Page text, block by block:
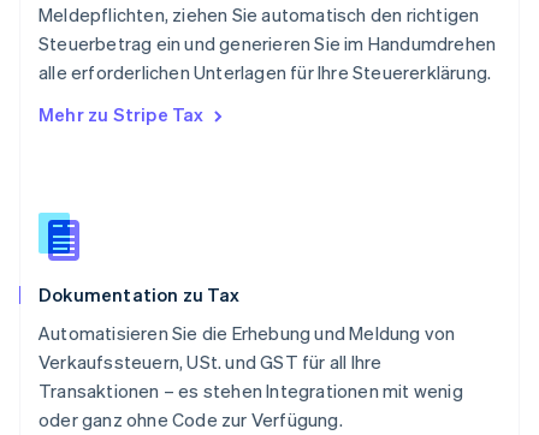
Meldepflichten, ziehen Sie automatisch den richtigen
Steuerbetrag ein und generieren Sie im Handumdrehen
alle erforderlichen Unterlagen für Ihre Steuererklärung.
Mehr zu Stripe Tax
Dokumentation zu Tax
Automatisieren Sie die Erhebung und Meldung von
Verkaufssteuern, USt. und GST für all Ihre
Transaktionen – es stehen Integrationen mit wenig
oder ganz ohne Code zur Verfügung.
Schweiz
DeutschFrançaisItalianoEnglish
Singapur
Slowakei
Sonderverwaltungsregion Hongkong,
China
Spanien
EspañolEnglish
Thailand
Tschechische Republik
English